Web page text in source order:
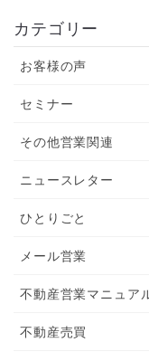
カテゴリー
お客様の声
セミナー
その他営業関連
ニュースレター
ひとりごと
メール営業
不動産営業マニュア
不動産売買